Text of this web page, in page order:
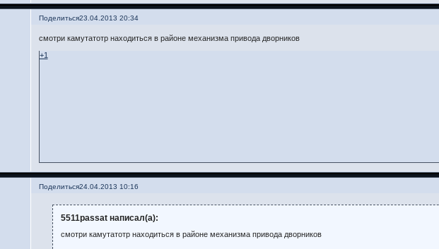
Поделиться23.04.2013 20:34
смотри камутатотр находиться в районе механизма привода дворников
+1
Поделиться24.04.2013 10:16
5511passat написал(а):
смотри камутатотр находиться в районе механизма привода дворников